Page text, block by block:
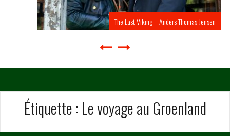
The Last Viking – Anders Thomas Jensen
Étiquette : Le voyage au Groenland